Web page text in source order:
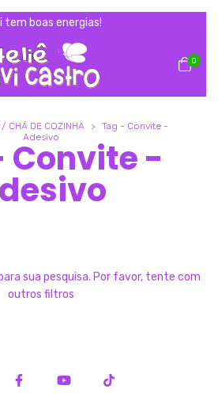
tem boas energias!
0
CHÁ DE COZINHA >
Tag - Convite -
Adesivo
Convite -
sua pesquisa. Por favor, tente com
outros filtros